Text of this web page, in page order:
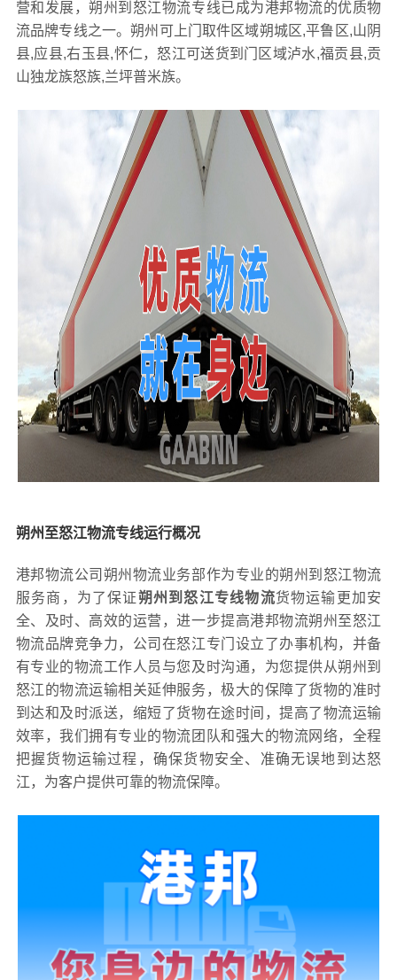
营和发展，朔州到怒江物流专线已成为港邦物流的优质物
流品牌专线之一。朔州可上门取件区域朔城区,平鲁区,山阴
县,应县,右玉县,怀仁，怒江可送货到门区域泸水,福贡县,贡
山独龙族怒族,兰坪普米族。
朔州至怒江物流专线运行概况
港邦物流公司朔州物流业务部作为专业的朔州到怒江物流
服务商，为了保证朔州到怒江专线物流货物运输更加安
全、及时、高效的运营，进一步提高港邦物流朔州至怒江
物流品牌竞争力，公司在怒江专门设立了办事机构，并备
有专业的物流工作人员与您及时沟通，为您提供从朔州到
怒江的物流运输相关延伸服务，极大的保障了货物的准时
到达和及时派送，缩短了货物在途时间，提高了物流运输
效率，我们拥有专业的物流团队和强大的物流网络，全程
把握货物运输过程，确保货物安全、准确无误地到达怒
江，为客户提供可靠的物流保障。